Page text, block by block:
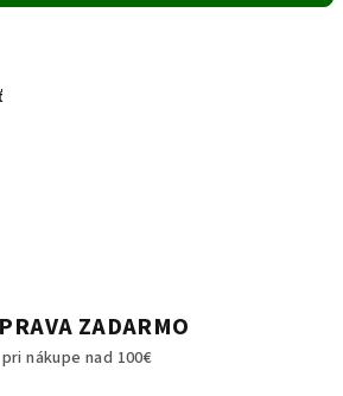
ZADARMO
pri nákupe nad 100€